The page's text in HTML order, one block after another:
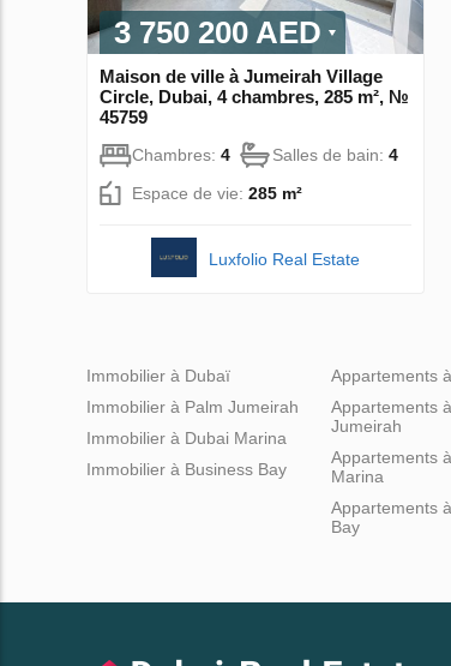
3 750 200 AED
Maison de ville à Jumeirah Village
Circle, Dubai, 4 chambres, 285 m², №
45759
Chambres: 4 Salles de bain: 4
Espace de vie: 285 m²
Luxfolio Real Estate
Immobilier à Dubaï
Immobilier à Palm Jumeirah
Immobilier à Dubai Marina
Immobilier à Business Bay
Appartements
Appartements
Jumeirah
Appartements
Marina
Appartements
Bay